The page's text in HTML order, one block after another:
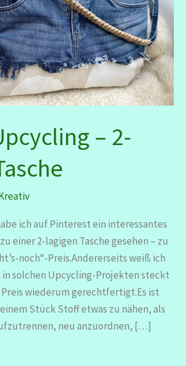
– 2-
ich auf Pinterest ein interessantes
einer 2-lagigen Tasche gesehen – zu
noch“-Preis.Andererseits weiß ich
in solchen Upcycling-Projekten steckt
wiederum gerechtfertigt.Es ist
Stück Stoff etwas zu nähen, als
neu anzuordnen, […]